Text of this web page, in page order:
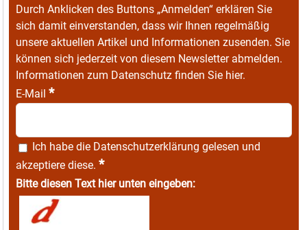
Durch Anklicken des Buttons „Anmelden“ erklären Sie
sich damit einverstanden, dass wir Ihnen regelmäßig
unsere aktuellen Artikel und Informationen zusenden. Sie
können sich jederzeit von diesem Newsletter abmelden.
Informationen zum Datenschutz finden Sie hier.
E-Mail *
Ich habe die Datenschutzerklärung gelesen und
akzeptiere diese. *
Bitte diesen Text hier unten eingeben: